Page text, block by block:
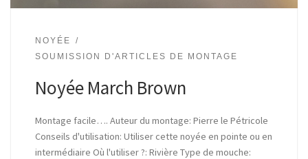
NOYÉE
SOUMISSION D'ARTICLES DE MONTAGE
Noyée March Brown
Montage facile…. Auteur du montage: Pierre le Pétricole
Conseils d'utilisation: Utiliser cette noyée en pointe ou en
intermédiaire Où l'utiliser ?: Rivière Type de mouche: